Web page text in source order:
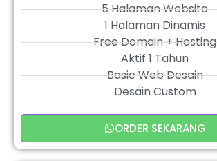
5 Halaman Website
1 Halaman Dinamis
Free Domain + Hosting
Aktif 1 Tahun
Basic Web Desain
Desain Custom
ORDER SEKARANG